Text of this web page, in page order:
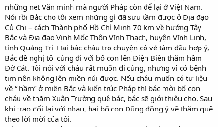
những nét Văn minh mà người Pháp còn để lại ở Việt Nam.
Nói rồi Bắc cho tôi xem những gì đã sưu tầm được ở Địa đạo
Củ Chi – cách Thành phố Hồ Chí Minh 70 km về hướng Tây
Bắc và Địa đạo Vịnh Mốc Thôn Vĩnh Thạch, huyện Vĩnh Linh,
tỉnh Quảng Trị. Hai bác cháu trò chuyện có vẻ tâm đầu hợp ý,
Bắc đề nghị tôi cùng đi với bố con lên Điện Biên thăm hầm
Đờ Cát. Tôi nói với cháu rất muốn đi cùng, nhưng vì có bệnh
tim nên không lên miền núi được. Nếu cháu muốn có tư liệu
về “ hầm” ở miền Bắc và kiến trúc Pháp thì bác mời bố con
cháu về thăm Xuân Trường quê bác, bác sẽ giới thiệu cho. Sau
khi trao đổi lại với nhau, hai bố con Dũng đồng ý về thăm quê
theo lời mời của tôi.